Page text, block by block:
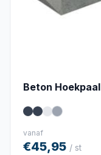
Beton Hoekpaal
vanaf
€45,95 / st